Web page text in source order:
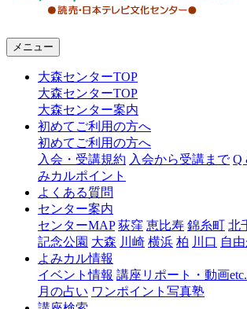
ャ
森
メニュー
大森センターTOP
大森センターTOP
大森センター案内
初めてご利用の方へ
初めてご利用の方へ
入会・受講規約 入会から受講まで Q
みカルポイント
よくある質問
センター案内
センターMAP 荻窪 恵比寿 錦糸町 北
記念公園 大森 川崎 横浜 柏 川口 自
よみカル情報
イベント情報 講座リポート・動画etc.
月の占い ワンポイント写真塾